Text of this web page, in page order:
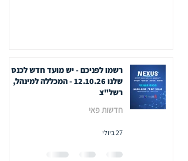
רשמו לפניכם - יש מועד חדש לכנס
שלנו 12.10.26 - המכללה למינהל,
רשל"צ
חדשות פאי
27 ביולי